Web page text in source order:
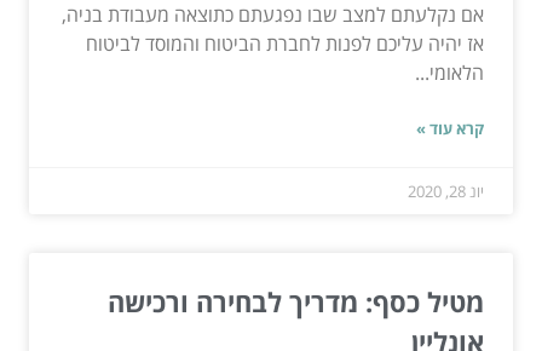
אם נקלעתם למצב שבו נפגעתם כתוצאה מעבודת בניה,
אז יהיה עליכם לפנות לחברת הביטוח והמוסד לביטוח
הלאומי...
קרא עוד »
יונ 28, 2020
מטיל כסף: מדריך לבחירה ורכישה
אונליין